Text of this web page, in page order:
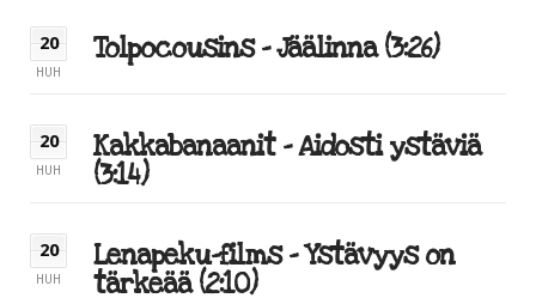
20
HUH
Tolpocousins – Jäälinna (3:26)
20
HUH
Kakkabanaanit – Aidosti ystäviä
(3:14)
20
HUH
Lenapeku-films – Ystävyys on
tärkeää (2:10)